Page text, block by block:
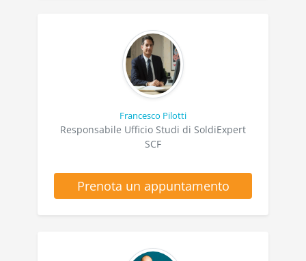
Francesco Pilotti
Responsabile Ufficio Studi di SoldiExpert
SCF
Prenota un appuntamento